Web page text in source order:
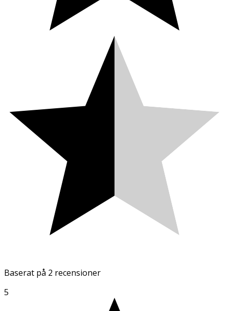
Baserat på 2 recensioner
5